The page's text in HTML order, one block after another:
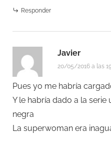
Responder
Javier
20/05/2016 a las
Pues yo me habría
Y le habría dado a la serie
negra
La superwoman era